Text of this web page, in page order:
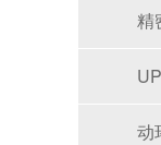
精
动